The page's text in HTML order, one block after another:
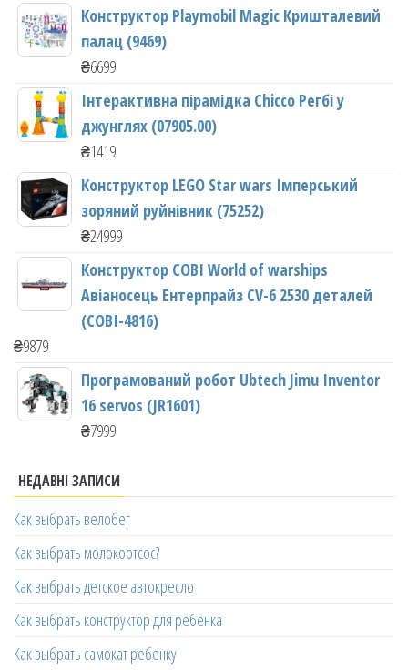
Конструктор Playmobil Magic Кришталевий
палац (9469)
₴6699
Інтерактивна пірамідка Chicco Регбі у
джунглях (07905.00)
₴1419
Конструктор LEGO Star wars Імперський
зоряний руйнівник (75252)
₴24999
Конструктор COBI World of warships
Авіаносець Ентерпрайз CV-6 2530 деталей
(COBI-4816)
₴9879
Програмований робот Ubtech Jimu Inventor
16 servos (JR1601)
₴7999
НЕДАВНІ ЗАПИСИ
Как выбрать велобег
Как выбрать молокоотсос?
Как выбрать детское автокресло
Как выбрать конструктор для ребенка
Как выбрать самокат ребенку